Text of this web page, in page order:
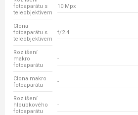
fotoaparátu s
teleobjektivem
10 Mpx
Clona
fotoaparátu s
teleobjektivem
f/2.4
Rozlišení
makro
fotoaparátu
-
Clona makro
fotoaparátu
-
Rozlišení
hloubkového
fotoaparátu
-